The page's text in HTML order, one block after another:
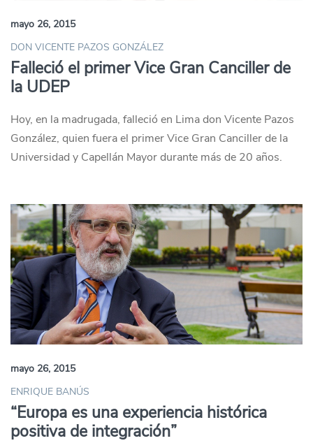
mayo 26, 2015
DON VICENTE PAZOS GONZÁLEZ
Falleció el primer Vice Gran Canciller de
la UDEP
Hoy, en la madrugada, falleció en Lima don Vicente Pazos
González, quien fuera el primer Vice Gran Canciller de la
Universidad y Capellán Mayor durante más de 20 años.
mayo 26, 2015
ENRIQUE BANÚS
“Europa es una experiencia histórica
positiva de integración”